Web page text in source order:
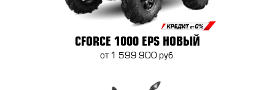
CFORCE 1000 EPS НОВЫЙ
от 1 599 900 руб.